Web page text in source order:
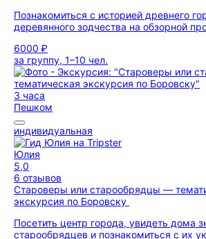
Познакомиться с историей древнего
деревянного зодчества на обзорной
6000 ₽
за группу, 1–10 чел.
3 часа
Пешком
индивидуальная
Юлия
5,0
6 отзывов
Староверы или старообрядцы —
экскурсия по Боровску
Посетить центр города, увидеть дома
старообрядцев и познакомиться с их